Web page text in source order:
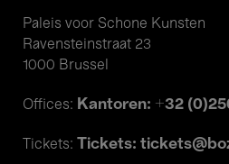
Paleis voor Schone Kunsten
Ravensteinstraat 23
1000 Brussel
Offices: Kantoren: +32
Tickets: Tickets: